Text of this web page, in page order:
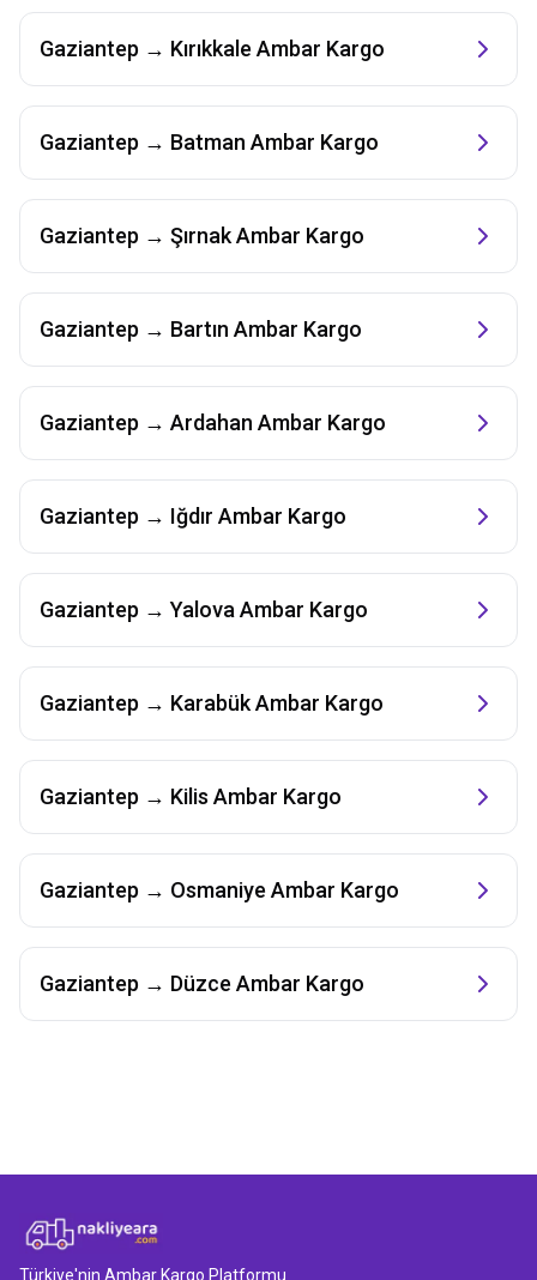
Gaziantep → Kırıkkale Ambar Kargo
Gaziantep → Batman Ambar Kargo
Gaziantep → ŞırnakAmbar Kargo
Gaziantep → Bartın Ambar Kargo
Gaziantep → Ardahan Ambar Kargo
Gaziantep → Iğdır Ambar Kargo
Gaziantep → Yalova Ambar Kargo
Gaziantep → KarabükAmbar Kargo
Gaziantep → Kilis Ambar Kargo
Gaziantep → Osmaniye Ambar Kargo
Gaziantep → Düzce Ambar Kargo
Türkiye'nin Ambar Kargo Platformu